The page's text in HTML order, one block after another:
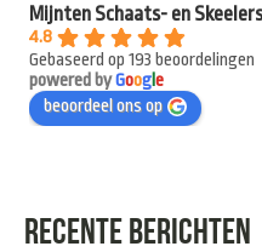
Mijnten Schaats- en
4.8
Gebaseerd op 193 beoordelingen
powered byGooge
beoordeel ons op
RECENTE BERICHTEN